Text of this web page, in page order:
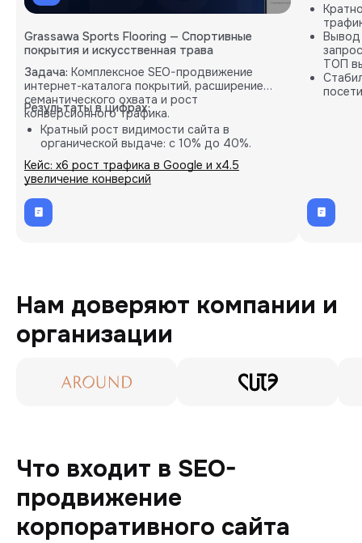
Grassawa Sports Flooring — Спортивные
покрытия и искусственная трава
Задача: Комплексное SEO-продвижение
интернет-каталога покрытий, расширение
семантического охвата и рост
конверсионного трафика.
Результаты в цифрах:
Кратный рост видимости сайта в
органической выдаче: с 10% до 40%.
Пропорциональное увеличение количества
целевых B2B-заявок (лидов).
Внедрение кастомных решений на основе
глубокой аналитики проекта.
Кейс: х6 рост трафика в Google и х4.5
увеличение конверсий
ТОП
Нам доверяют компании и
организации
Что входит в SEO-
продвижение
корпоративного сайта